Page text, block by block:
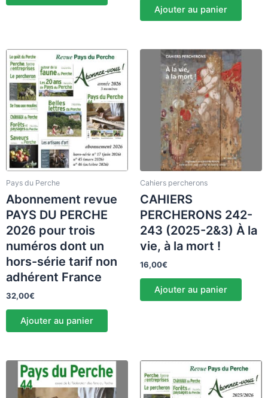
Ajouter au panier
Pays du Perche
Abonnement revue
PAYS DU PERCHE
2026 pour trois
numéros dont un
hors-série tarif non
adhérent France
32,00€
Ajouter au panier
Cahiers percherons
CAHIERS
PERCHERONS 242-
243 (2025-2&3) À la
vie, à la mort !
16,00€
Ajouter au panier